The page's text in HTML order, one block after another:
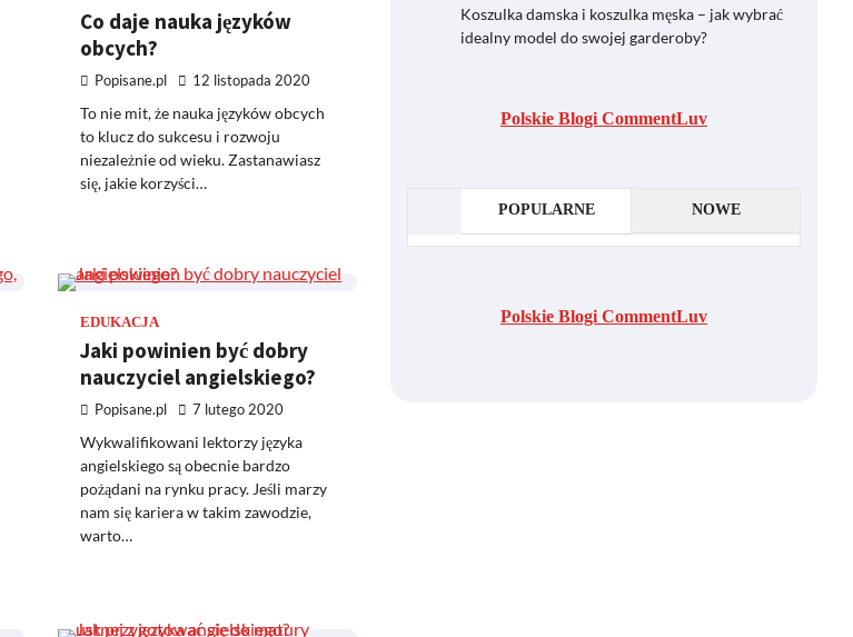
Co daje nauka języków
obcych?
Popisane.pl 12 listopada 2020
To nie mit, że nauka języków obcych
to klucz do sukcesu i rozwoju
niezależnie od wieku. Zastanawiasz
się, jakie korzyści…
EDUKACJA
Jaki powinien być dobry
nauczyciel angielskiego?
Popisane.pl 7 lutego 2020
Wykwalifikowani lektorzy języka
angielskiego są obecnie bardzo
pożądani na rynku pracy. Jeśli marzy
nam się kariera w takim zawodzie,
warto…
Koszulka damska i koszulka męska – jak wybrać
idealny model do swojej garderoby?
Polskie Blogi CommentLuv
POPULARNE NOWE
Polskie Blogi CommentLuv